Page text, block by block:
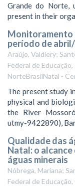
Grande do Norte,
present in their
Monitoramento
período de
Araújo, Valdiery;
Federal de
NorteBrasilNatal -
The present study
physical and
the River
utmy-9422890),
Qualidade das
Natal: o
águas minerais
Nóbrega, Mariana;
Federal de